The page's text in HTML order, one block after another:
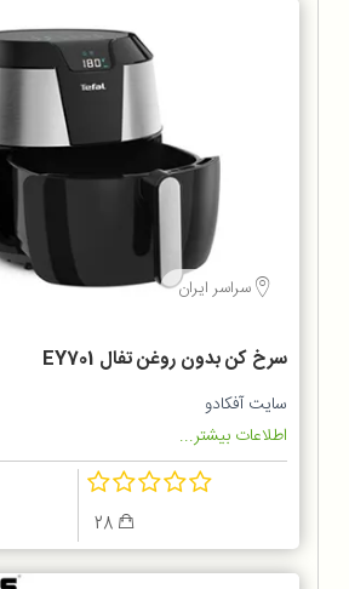
سراسر ایران
سرخ کن بدون روغن تفال EY701
سایت آفکادو
اطلاعات بیشتر...